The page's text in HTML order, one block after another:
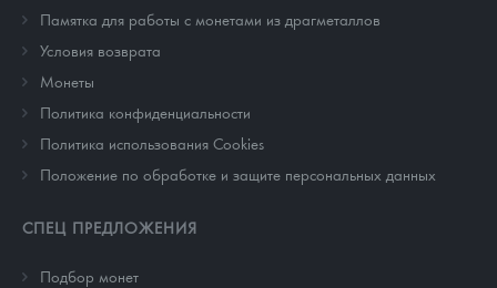
Памятка для работы с монетами из драгметаллов
Условия возврата
Монеты
Политика конфиденциальности
Политика использования Cookies
Положение по обработке и защите персональных данных
СПЕЦ ПРЕДЛОЖЕНИЯ
Подбор монет